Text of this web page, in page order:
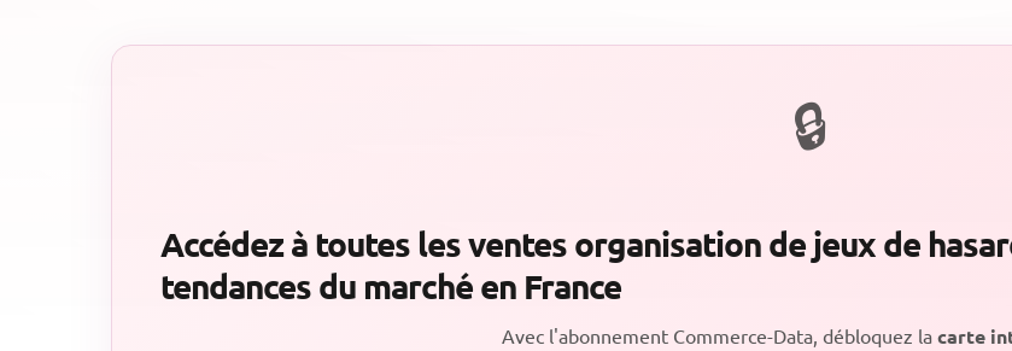
Accédez à toutes les ventes organisation de jeux de
tendances du marché en France
Avec l'abonnement Commerce-Data, débloquez la carte